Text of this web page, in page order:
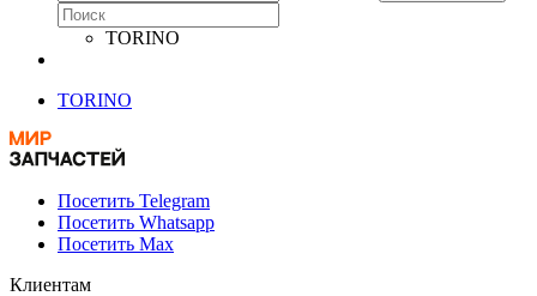
TORINO
TORINO
Посетить Telegram
Посетить Whatsapp
Посетить Max
Клиентам